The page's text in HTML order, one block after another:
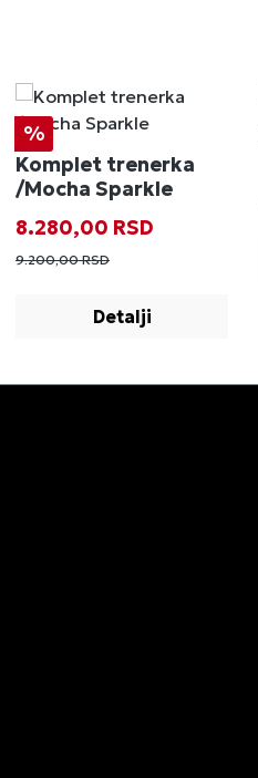
Popust
%
Komplet trenerka
/Mocha Sparkle
Prodajna cena:
8.280,00 RSD
9.200,00 RSD
Detalji